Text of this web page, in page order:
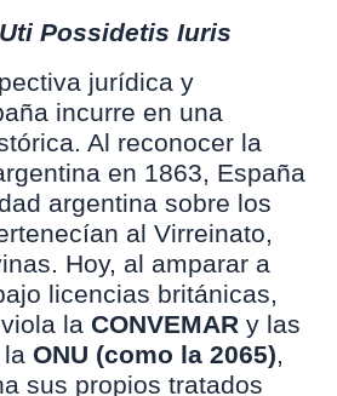
Uti Possidetis Iuris
jurídica y
incurre en una
Al reconocer la
en 1863, España
argentina sobre los
al Virreinato,
Hoy, al amparar a
licencias británicas,
la CONVEMAR y las
ONU (como la 2065),
sus propios tratados